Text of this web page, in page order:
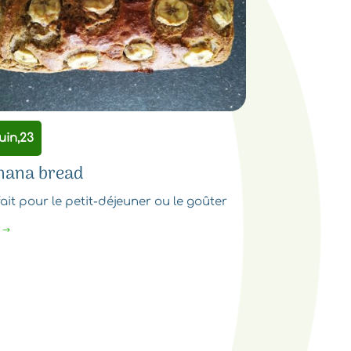
bread
pour le petit-déjeuner ou le goûter
$